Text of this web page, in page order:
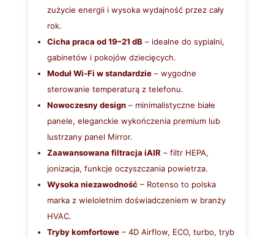
zużycie energii i wysoka wydajność przez cały
rok.
Cicha praca od 19–21 dB – idealne do sypialni,
gabinetów i pokojów dziecięcych.
Moduł Wi‑Fi w standardzie– wygodne
sterowanie temperaturą z telefonu.
Nowoczesny design– minimalistyczne białe
panele, eleganckie wykończenia premium lub
lustrzany panel Mirror.
Zaawansowana filtracja iAIR – filtr HEPA,
jonizacja, funkcje oczyszczania powietrza.
Wysoka niezawodność – Rotenso to polska
marka z wieloletnim doświadczeniem w branży
HVAC.
Tryby komfortowe– 4D Airflow, ECO, turbo, tryb